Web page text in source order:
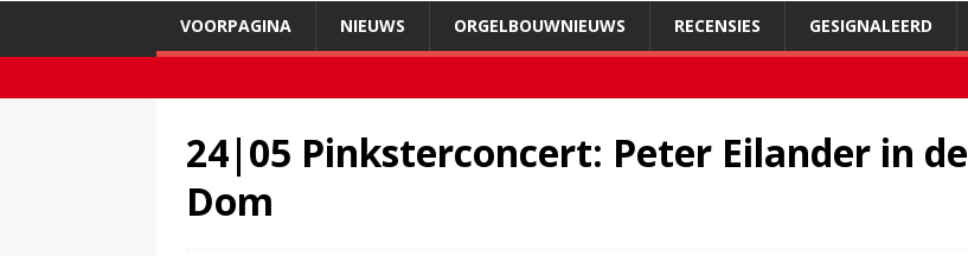
VOORPAGINA NIEUWS ORGELBOUWNIEUWS RECENSIES GESIGNALEERD
24|05 Pinksterconcert: Peter Eilander in de
Dom